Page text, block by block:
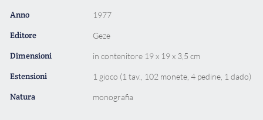
Anno 1977
Editore Geze
Dimensioni in contenitore 19 x 19 x 3,5 cm
Estensioni 1 gioco (1 tav., 102 monete, 4 pedine, 1 dado)
Natura monografia